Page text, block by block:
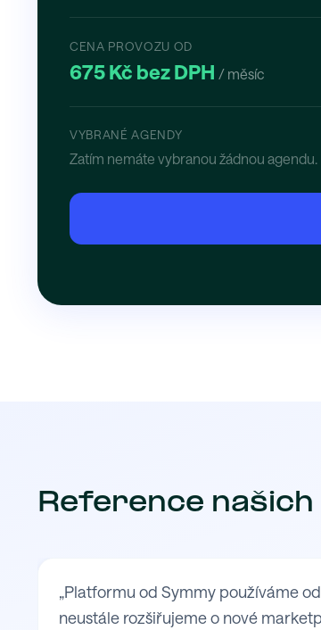
CENA PROVOZU OD
675 Kč bez DPH / měsíc
VYBRANÉ AGENDY
Zatím nemáte vybranou žádnou agendu.
Reference
„Platformu od Symmy používáme
neustále rozšiřujeme o nové